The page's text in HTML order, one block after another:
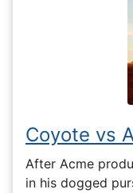
Coyote vs
After Acme
in his dogged